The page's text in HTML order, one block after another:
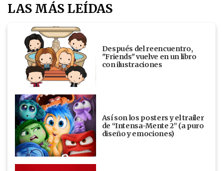
LAS MÁS LEÍDAS
Después del reencuentro,
"Friends" vuelve en un libro
con ilustraciones
Así son los posters y el trailer
de “Intensa-Mente 2” (a puro
diseño y emociones)